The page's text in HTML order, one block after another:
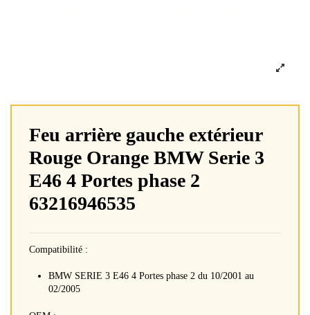
Feu arrière gauche extérieur
Rouge Orange BMW Serie 3
E46 4 Portes phase 2
63216946535
Compatibilité :
BMW SERIE 3 E46 4 Portes phase 2 du 10/2001 au
02/2005